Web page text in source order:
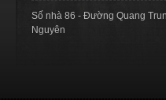
Số nhà 86 - Đường Quang
Nguyên